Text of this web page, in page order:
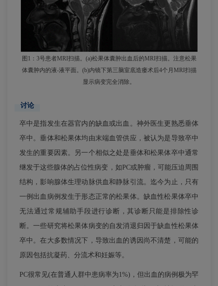
图1：3号患者MRI扫描。(a)松果体囊肿出血后的MRI扫描。注意松果
体囊肿内的液-液平面。(b)内镜下第三脑室底造瘘术后4个月MRI扫描
显示病变完全消除。
讨论
卒中是指发生在器官内的缺血或出血。神外医生更熟悉垂体
卒中。垂体和松果体均由末端血管供应，被认为是导致卒中
发生的重要因素。另一个相似之处是垂体和松果体卒中通常
继发于这些腺体的占位性病变，如PC或肿瘤，可能压迫周围
结构，影响腺体生理动脉供血和静脉引流。迄今为止，只有
一例出血病例发生于形态正常的松果体。缺血性松果体卒中
无法通过常规辅助手段进行诊断，其诊断只能是排除性诊
断。一些研究将松果体病变的自发消退归因于缺血性松果体
卒中。在大多数情况下，导致出血的诱因尚不清楚，可能的
原因包括抗凝药、分流术和妊娠等。
PC很常见(在普通人群中患病率为1%)，但出血的病例极为罕